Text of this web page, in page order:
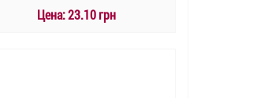
Цена:23.10 грн